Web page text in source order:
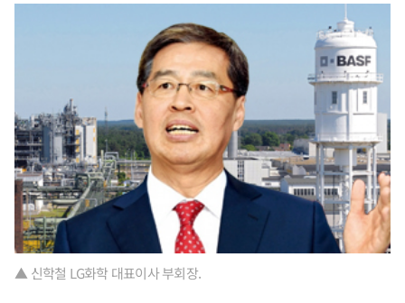
▲ 신학철 LG화학 대표이사 부회장.